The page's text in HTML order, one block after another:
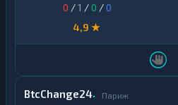
0 /1 /0 /0
4,9 ★
BtcChange24 Париж